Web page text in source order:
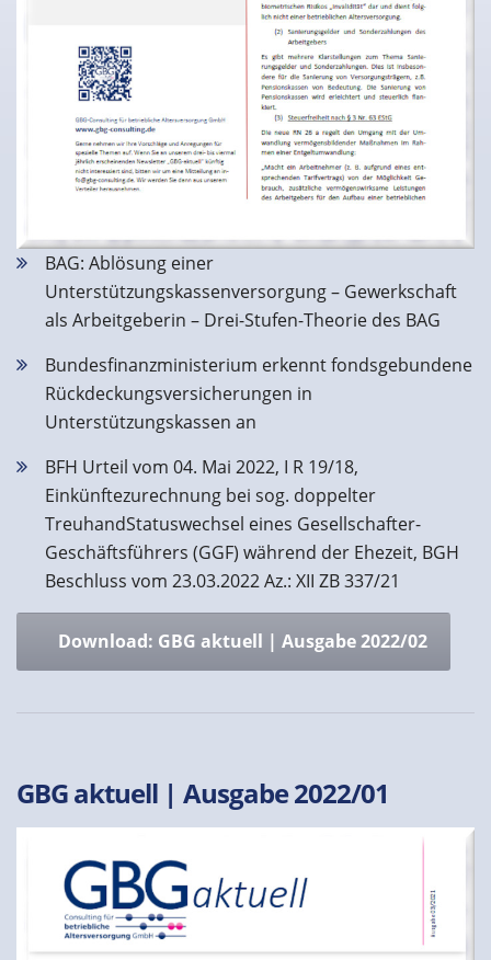
BAG: Ablösung einer
Unterstützungskassenversorgung – Gewerkschaft
als Arbeitgeberin – Drei-Stufen-Theorie des BAG
Bundesfinanzministerium erkennt fondsgebundene
Rückdeckungsversicherungen in
Unterstützungskassen an
BFH Urteil vom 04. Mai 2022, I R 19/18,
Einkünftezurechnung bei sog. doppelter
TreuhandStatuswechsel eines Gesellschafter-
Geschäftsführers (GGF) während der Ehezeit, BGH
Beschluss vom 23.03.2022 Az.: XII ZB 337/21
Download: GBG aktuell | Ausgabe 2022/02
GBG aktuell | Ausgabe 2022/01